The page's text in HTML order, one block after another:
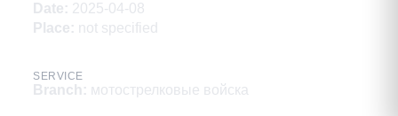
Date: 2025-04-08
Place: not specified
SERVICE
Branch : мотострелковые войска